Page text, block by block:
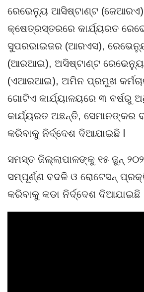
ରେଭେନ୍ୟୁ ଆସିଷ୍ଟାଣ୍ଟ (ଜେଆରଏ)
କ୍ଷେତ୍ରସ୍ତରରେ କାର୍ଯ୍ୟରତ
ସୁପରଭାଇଜର (ଆରଏସ),
(ଆରଆଇ), ଅସିଷ୍ଟାଣ୍ଟ
(ଏଆରଆଇ), ଅମିନ ପ୍ରମୁଖ
ଗୋଟିଏ କାର୍ଯ୍ୟାଳୟରେ ୩ ବର୍ଷରୁ
କାର୍ଯ୍ୟରତ ଅଛନ୍ତି, ସେମାନଙ୍କର
କରିବାକୁ ନିର୍ଦ୍ଦେଶ ଦିଆଯାଇଛି l
ସମସ୍ତ ଜିଲ୍ଲାପାଳଙ୍କୁ ୧୫ ଜୁନ୍
ସମ୍ପୂର୍ଣ୍ଣ ବଦଳି ଓ ରୋଟେସନ୍
କରିବାକୁ କଡା ନିର୍ଦ୍ଦେଶ ଦିଆଯାଇଛି